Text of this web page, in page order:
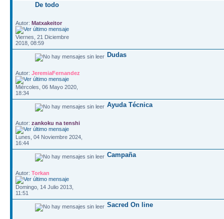
De todo
Autor: Matxakeitor
Viernes, 21 Diciembre
2018, 08:59
Dudas
Autor: JeremiaFernandez
Miércoles, 06 Mayo 2020,
18:34
Ayuda Técnica
Autor: zankoku na tenshi
Lunes, 04 Noviembre 2024,
16:44
Campaña
Autor: Torkan
Domingo, 14 Julio 2013,
11:51
Sacred On line